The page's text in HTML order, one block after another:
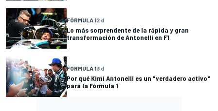
FÓRMULA 12 d
Lo más sorprendente de la rápida y gran
transformación de Antonelli en F1
FÓRMULA 13 d
Por qué Kimi Antonelli es un "verdadero activo"
para la Fórmula 1